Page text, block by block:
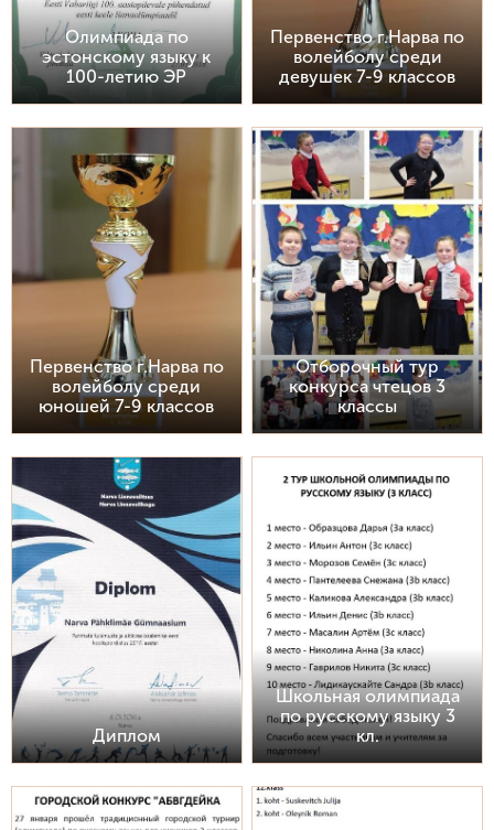
Олимпиада по
эстонскому языку к
100-летию ЭР
Первенство г.Нарва по
волейболу среди
девушек 7-9 классов
Первенство г.Нарва по
волейболу среди
юношей 7-9 классов
Отборочный тур
конкурса чтецов 3
классы
Диплом
Школьная олимпиада
по русскому языку 3
кл.